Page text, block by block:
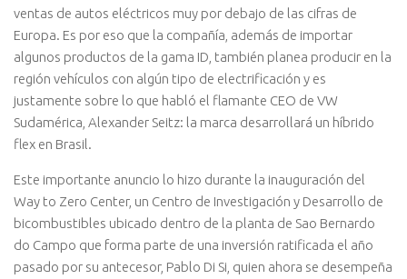
ventas de autos eléctricos muy por debajo de las cifras de
Europa. Es por eso que la compañía, además de importar
algunos productos de la gama ID, también planea producir en la
región vehículos con algún tipo de electrificación y es
justamente sobre lo que habló el flamante CEO de VW
Sudamérica, Alexander Seitz: la marca desarrollará un híbrido
flex en Brasil.
Este importante anuncio lo hizo durante la inauguración del
Way to Zero Center, un Centro de Investigación y Desarrollo de
bicombustibles ubicado dentro de la planta de Sao Bernardo
do Campo que forma parte de una inversión ratificada el año
pasado por su antecesor, Pablo Di Si, quien ahora se desempeña